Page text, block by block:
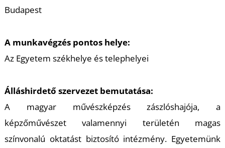
Budapest
A munkavégzés pontos helye:
Az Egyetem székhelye és telephelyei
Álláshirdető szervezet bemutatása:
A magyar művészképzés zászlóshajója, a
képzőművészet valamennyi területén magas
színvonalú oktatást biztosító intézmény. Egyetemünk